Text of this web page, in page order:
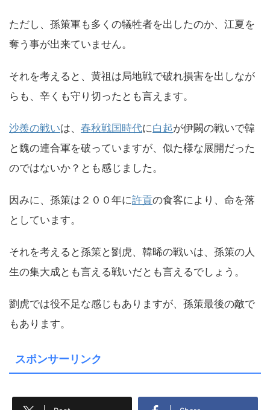
ただし、孫策軍も多くの犠牲者を出したのか、江夏を
奪う事が出来ていません。
それを考えると、黄祖は局地戦で破れ損害を出しなが
らも、辛くも守り切ったとも言えます。
沙羨の戦いは、 春秋戦国時代に白起が伊闕の戦いで韓
と魏の連合軍を破っていますが、似た様な展開だった
のではないか？とも感じました。
因みに、孫策は２００年に許貢の食客により、命を落
としています。
それを考えると孫策と劉虎、韓晞の戦いは、孫策の人
生の集大成とも言える戦いだとも言えるでしょう。
劉虎では役不足な感じもありますが、孫策最後の敵で
もあります。
スポンサーリンク